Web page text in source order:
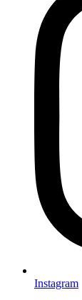
Instagram